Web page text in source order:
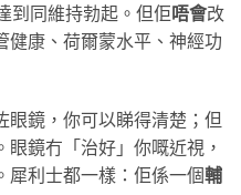
到同維持勃起。但佢唔會改
健康、荷爾蒙水平、神經功
眼鏡，你可以睇得清楚；但
鏡冇「治好」你嘅近視，
犀利士都一樣：佢係一個輔